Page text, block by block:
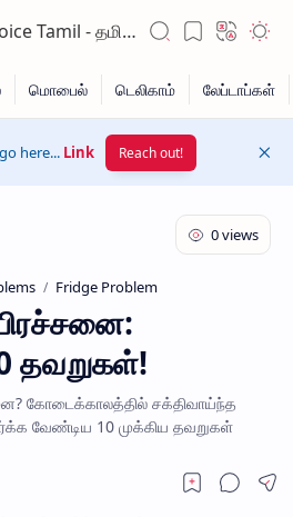
டெக் & 2026 AI செய்திகள்.
here... Link Reach out!
Fridge Problem
பிரச்சனை:
தவறுகள்!
கோடைக்காலத்தில் சக்திவாய்ந்த
வேண்டிய 10 முக்கிய தவறுகள்